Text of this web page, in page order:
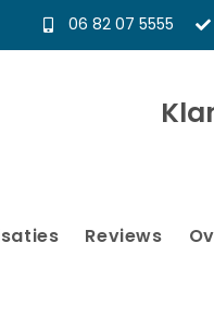
06 82 07 5555
Reviews